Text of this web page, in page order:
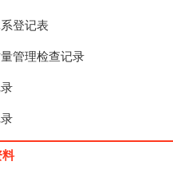
登记表
管理检查记录
料